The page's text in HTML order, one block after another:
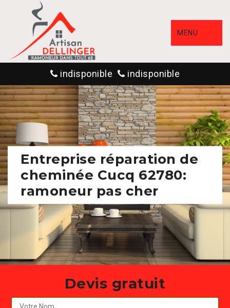
MENU
indisponible indisponible
Entreprise réparation de
cheminée Cucq 62780:
ramoneur pas cher
Devis gratuit